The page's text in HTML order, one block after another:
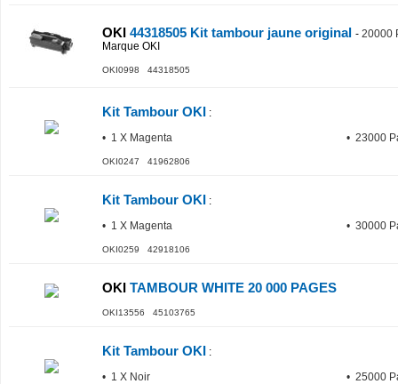
OKI 44318505 Kit tambour jaune original - 20000
Marque OKI
OKI0998 44318505
Kit Tambour OKI :
• 1 X Magenta
• 23000
OKI0247 41962806
Kit Tambour OKI :
• 1 X Magenta
• 30000
OKI0259 42918106
OKI TAMBOUR WHITE 20 000 PAGES
OKI13556 45103765
Kit Tambour OKI :
• 1 X Noir
• 25000